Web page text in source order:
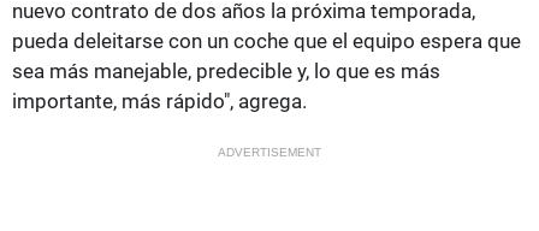
nuevo contrato de dos años la próxima temporada,
pueda deleitarse con un coche que el equipo espera que
sea más manejable, predecible y, lo que es más
importante, más rápido", agrega.
ADVERTISEMENT